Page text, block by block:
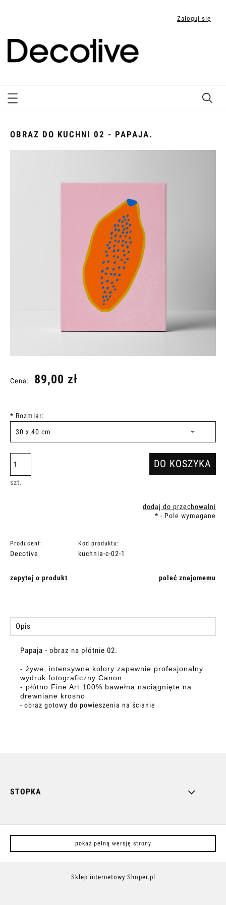
Zaloguj się
OBRAZ DO KUCHNI 02 - PAPAJA.
Cena: 89,00 zł
* Rozmiar:
szt.
DO KOSZYKA
dodaj do przechowalni
* - Pole wymagane
Producent:
Decotive
Kod produktu:
kuchnia-c-02-1
zapytaj o produkt poleć znajomemu
Opis
Papaja - obraz na płótnie 02.
- żywe, intensywne kolory zapewnie profesjonalny
wydruk fotograficzny Canon
- płótno Fine Art 100% bawełna naciągnięte na
drewniane krosno
- obraz gotowy do powieszenia na ścianie
STOPKA
pokaż pełną wersję strony
Sklep internetowy Shoper.pl